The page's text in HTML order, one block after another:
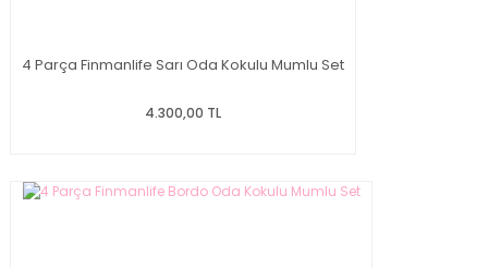
4 Parça Finmanlife Sarı Oda Kokulu Mumlu Set
4.300,00 TL